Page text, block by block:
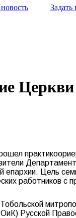
Задать
епархии. Цель
работников
Русской